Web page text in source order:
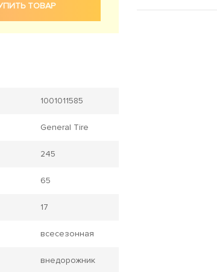
ТОВАР
1001011585
General Tire
245
65
17
всесезонная
внедорожник